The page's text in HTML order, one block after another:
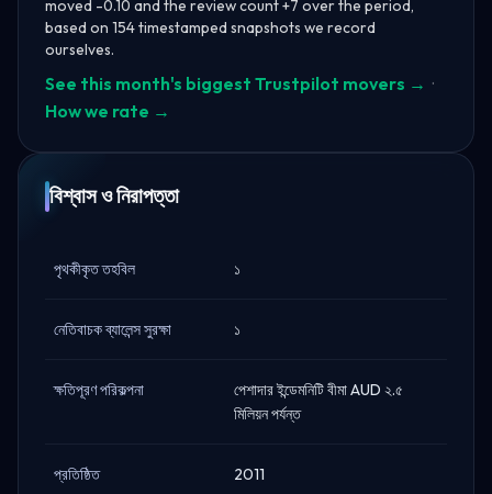
moved -0.10 and the review count +7 over the period,
based on 154 timestamped snapshots we record
ourselves.
See this month's biggest Trustpilot movers → ·
How we rate →
বিশ্বাস ও নিরাপত্তা
পৃথকীকৃত তহবিল ১
নেতিবাচক ব্যালেন্স সুরক্ষা ১
ক্ষতিপূরণ পরিকল্পনা
পেশাদার ইন্ডেমনিটি বীমা AUD ২.৫
মিলিয়ন পর্যন্ত
প্রতিষ্ঠিত 2011